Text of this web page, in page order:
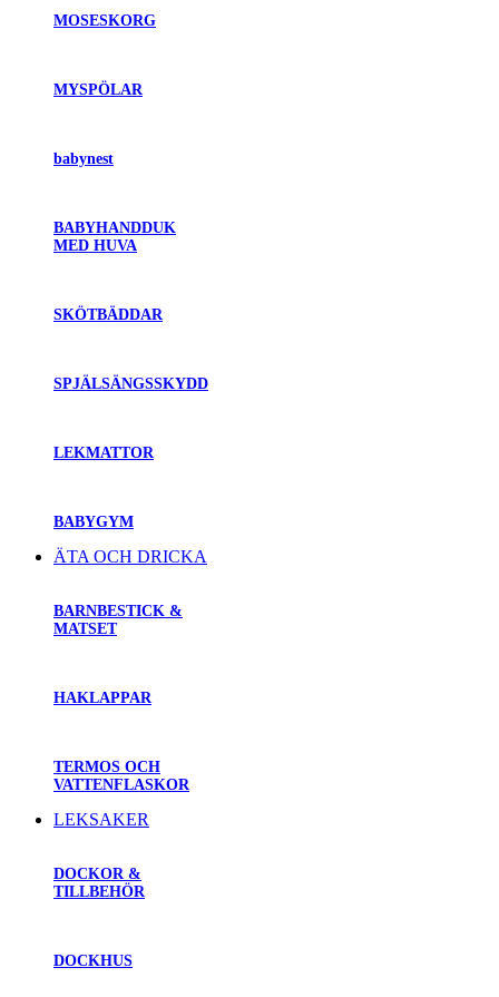
MOSESKORG
MYSPÖLAR
babynest
BABYHANDDUK
MED HUVA
SKÖTBÄDDAR
SPJÄLSÄNGSSKYDD
LEKMATTOR
BABYGYM
ÄTA OCH DRICKA
BARNBESTICK &
MATSET
HAKLAPPAR
TERMOS OCH
VATTENFLASKOR
LEKSAKER
DOCKOR &
TILLBEHÖR
DOCKHUS